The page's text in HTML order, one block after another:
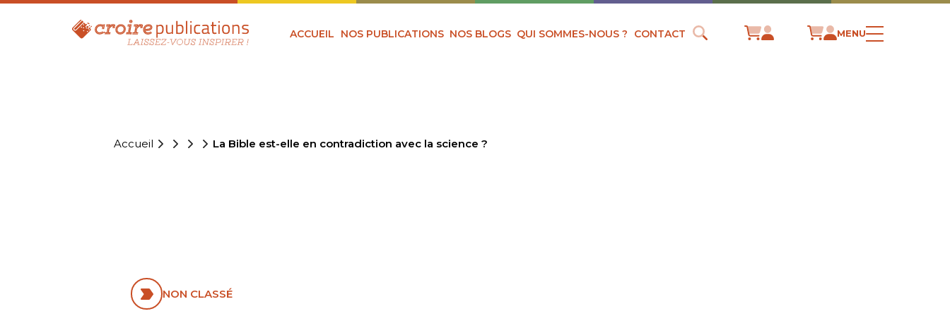
ACCUEIL NOS PUBLICATIONS NOS BLOGS QUI SOMMES-NOUS ? CONTACT MENU
Accueil La Bible est-elle en contradiction avec la science ?
NON CLASSÉ